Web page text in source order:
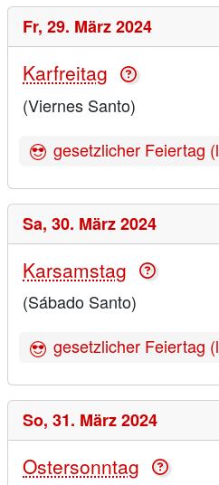
Fr, 29. März 2024
Karfreitag
(Viernes Santo)
gesetzlicher Feiertag
Sa, 30. März 2024
Karsamstag
(Sábado Santo)
gesetzlicher Feiertag
So, 31. März 2024
Ostersonntag